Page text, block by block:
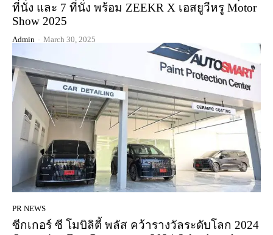
ที่นั่ง และ 7 ที่นั่ง พร้อม ZEEKR X เอสยูวีหรู Motor
Show 2025
Admin - March 30, 2025
PR NEWS
ซีกเกอร์ ซี โมบิลิตี้ พลัส คว้ารางวัลระดับโลก 2024